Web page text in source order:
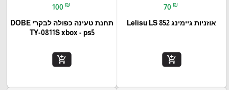
70 ₪
אוזניות גיימינג Lelisu LS 852
add_shopping_cart
100 ₪
תחנת טעינה כפולה לבקרי DOBE
TY-0811S xbox - ps5
add_shopping_cart